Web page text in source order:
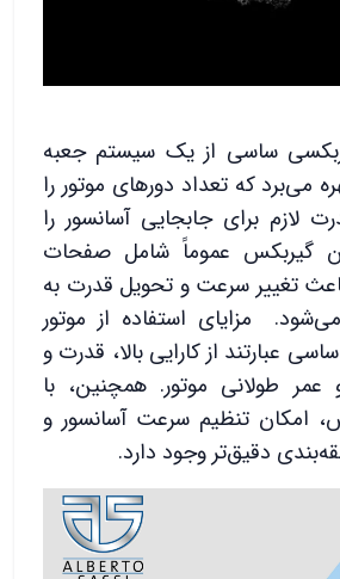
ساسی از یک سیستم جعبه
می‌برد که تعداد دورهای موتور را
لازم برای جابجایی آسانسور را
گیربکس عموماً شامل صفحات
تغییر سرعت و تحویل قدرت به
مزایای استفاده از موتور
عبارتند از کارایی بالا، قدرت و
طولانی موتور. همچنین، با
امکان تنظیم سرعت آسانسور و
دقیق‌تر وجود دارد.